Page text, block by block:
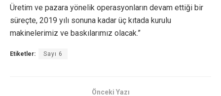
Üretim ve pazara yönelik operasyonların devam ettiği bir
süreçte, 2019 yılı sonuna kadar üç kıtada kurulu
makinelerimiz ve baskılarımız olacak.”
Etiketler: Sayı 6
Önceki Yazı